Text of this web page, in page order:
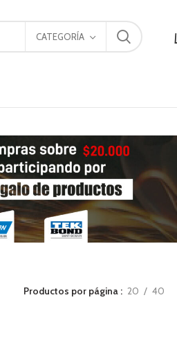
CATEGORÍA
Productos por página 20 40